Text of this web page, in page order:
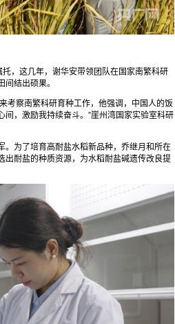
，这几年，谢华安带领团队在国家南繁科研
结出硕果。
考察南繁科研育种工作，他强调，中国人的饭
，激励我持续奋斗。”崖州湾国家实验室科研
。为了培育高耐盐水稻新品种，乔继月和所在
出耐盐的种质资源，为水稻耐盐碱遗传改良提